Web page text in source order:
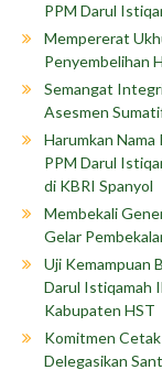
PPM Darul
Mempererat
Penyembelihan
Semangat
Asesmen
Harumkan
PPM Darul
di KBRI Spanyol
Membekali
Gelar
Uji Kemampuan
Darul Istiqamah
Kabupaten HST
Komitmen
Delegasikan